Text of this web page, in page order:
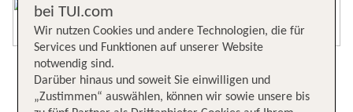
bei TUI.com
Wir nutzen Cookies und andere Technologien, die für
Services und Funktionen auf unserer Website
notwendig sind.
Darüber hinaus und soweit Sie einwilligen und
„Zustimmen“ auswählen, können wir sowie unsere bis